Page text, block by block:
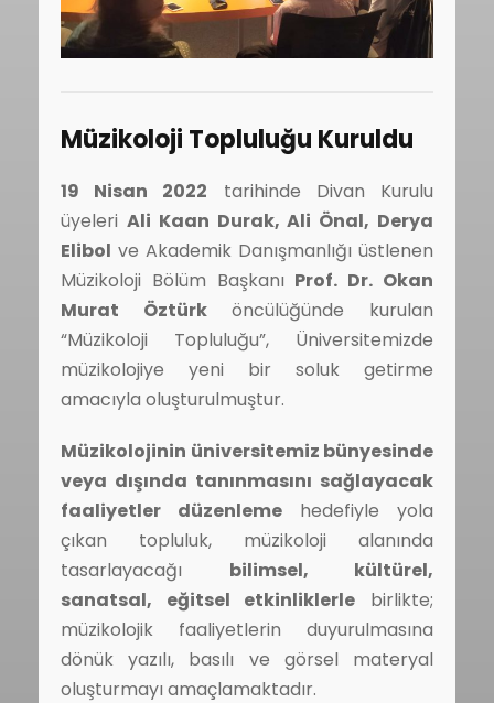
Müzikoloji Topluluğu Kuruldu
19 Nisan 2022 tarihinde Divan Kurulu
üyeleri Ali Kaan Durak, Ali Önal, Derya
Elibol ve Akademik Danışmanlığı üstlenen
Müzikoloji Bölüm Başkanı Prof. Dr. Okan
Murat Öztürköncülüğünde kurulan
“Müzikoloji Topluluğu”, Üniversitemizde
müzikolojiye yeni bir soluk getirme
amacıyla oluşturulmuştur.
Müzikolojinin üniversitemiz bünyesinde
veya dışında tanınmasını sağlayacak
faaliyetler düzenleme hedefiyle yola
çıkan topluluk, müzikoloji alanında
tasarlayacağı bilimsel, kültürel,
sanatsal, eğitsel etkinliklerle birlikte;
müzikolojik faaliyetlerin duyurulmasına
dönük yazılı, basılı ve görsel materyal
oluşturmayı amaçlamaktadır.